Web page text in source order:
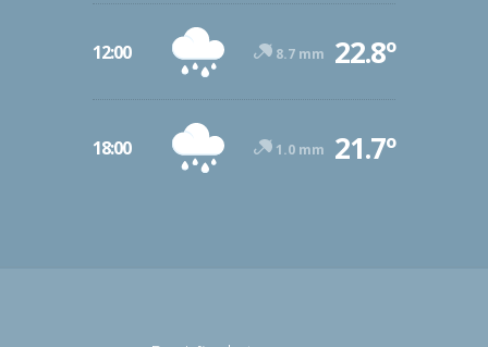
12:00 8.7 mm 22.8º
18:00 1.0 mm 21.7º